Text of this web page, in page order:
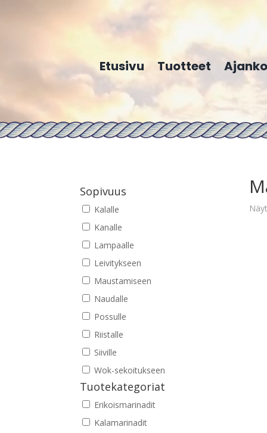
Etusivu Tuotteet
Sopivuus
Kalalle
Kanalle
Lampaalle
Leivitykseen
Maustamiseen
Naudalle
Possulle
Riistalle
Siiville
Wok-sekoitukseen
Tuotekategoriat
Erikoismarinadit
Kalamarinadit